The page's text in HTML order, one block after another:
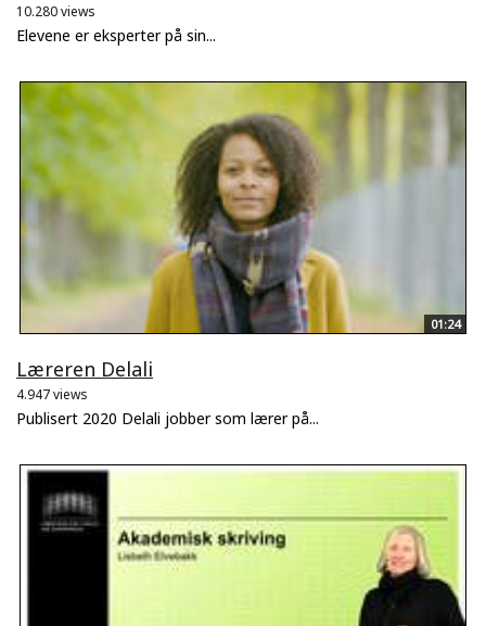
10.280 views
Elevene er eksperter på sin...
01:24
Læreren Delali
4.947 views
Publisert 2020 Delali jobber som lærer på...